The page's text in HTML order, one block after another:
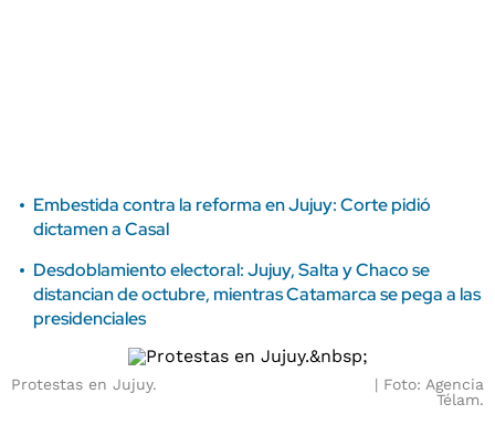
Embestida contra la reforma en Jujuy: Corte pidió
dictamen a Casal
Desdoblamiento electoral: Jujuy, Salta y Chaco se
distancian de octubre, mientras Catamarca se pega a las
presidenciales
Protestas en Jujuy.
Foto: Agencia
Télam.